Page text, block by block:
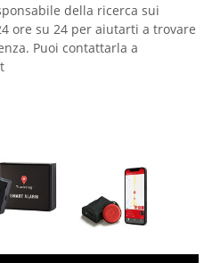
della ricerca sui
ore su 24 per aiutarti a trovare
Puoi contattarla a